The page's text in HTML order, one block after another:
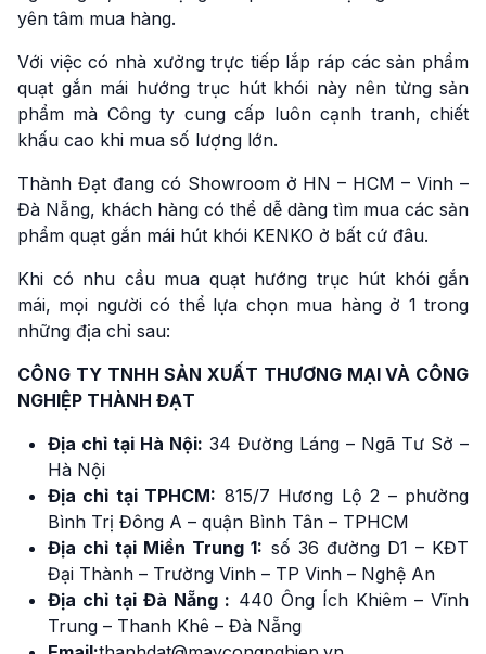
yên tâm mua hàng.
Với việc có nhà xưởng trực tiếp lắp ráp các sản phẩm
quạt gắn mái hướng trục hút khói này nên từng sản
phẩm mà Công ty cung cấp luôn cạnh tranh, chiết
khấu cao khi mua số lượng lớn.
Thành Đạt đang có Showroom ở HN – HCM – Vinh –
Đà Nẵng, khách hàng có thể dễ dàng tìm mua các sản
phẩm quạt gắn mái hút khói KENKO ở bất cứ đâu.
Khi có nhu cầu mua quạt hướng trục hút khói gắn
mái, mọi người có thể lựa chọn mua hàng ở 1 trong
những địa chỉ sau:
CÔNG TY TNHH SẢN XUẤT THƯƠNG MẠI VÀ CÔNG
NGHIỆP THÀNH ĐẠT
Địa chỉ tại Hà Nội: 34 Đường Láng – Ngã Tư Sở –
Hà Nội
Địa chỉ tại TPHCM: 815/7 Hương Lộ 2 – phường
Bình Trị Đông A – quận Bình Tân – TPHCM
Địa chỉ tại Miền Trung 1: số 36 đường D1 – KĐT
Đại Thành – Trường Vinh – TP Vinh – Nghệ An
Địa chỉ tại Đà Nẵng : 440 Ông Ích Khiêm – Vĩnh
Trung – Thanh Khê – Đà Nẵng